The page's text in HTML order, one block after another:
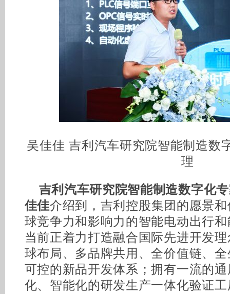
吴佳佳 吉利汽车研究院智能制造数
理
吉利汽车研究院智能制造数字化
佳佳介绍到，吉利控股集团的愿景
球竞争力和影响力的智能电动出行
当前正着力打造融合国际先进开发
球布局、多品牌共用、全价值链、
可控的新品开发体系；拥有一流的
化、智能化的研发生产一体化验证